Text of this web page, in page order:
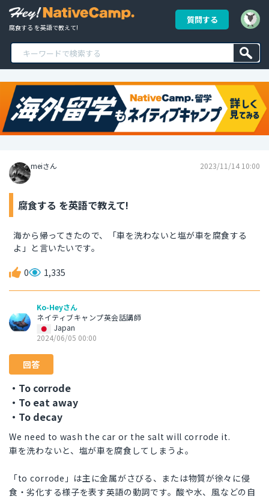
腐食する を英語で教えて!
質問する
meiさん 2023/11/14 10:00
腐食する を英語で教えて!
海から帰ってきたので、「車を洗わないと塩が車を腐食する
よ」と言いたいです。
0 1,335
Ko-Heyさん
ネイティブキャンプ英会話講師
Japan
2024/06/05 00:00
回答
・To corrode
・To eat away
・To decay
We need to wash the car or the salt will corrode it.
車を洗わないと、塩が車を腐食してしまうよ。
「to corrode」は主に金属がさびる、または物質が徐々に侵
食・劣化する様子を表す英語の動詞です。酸や水、風などの自